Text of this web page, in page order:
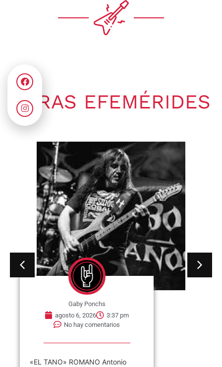
OTRAS EFEMÉRIDES
Gaby Ponchs
agosto 6, 2026
3:37 pm
No hay comentarios
«EL TANO» ROMANO Antonio